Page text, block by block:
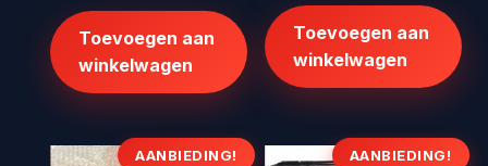
€399,95.
Toevoegen aan
winkelwagen
€125,00.
Toevoegen aan
winkelwagen
AANBIEDING! AANBIEDING!